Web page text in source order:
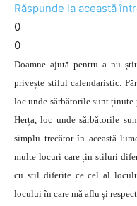
Răspunde la această
0
0
Doamne ajută pentru a nu
privește stilul calendaristic.
loc unde sărbătorile sunt
Herța, loc unde sărbătorile
simplu trecător în această
multe locuri care țin stiluri
cu stil diferite ce cel al
locului în care mă aflu și